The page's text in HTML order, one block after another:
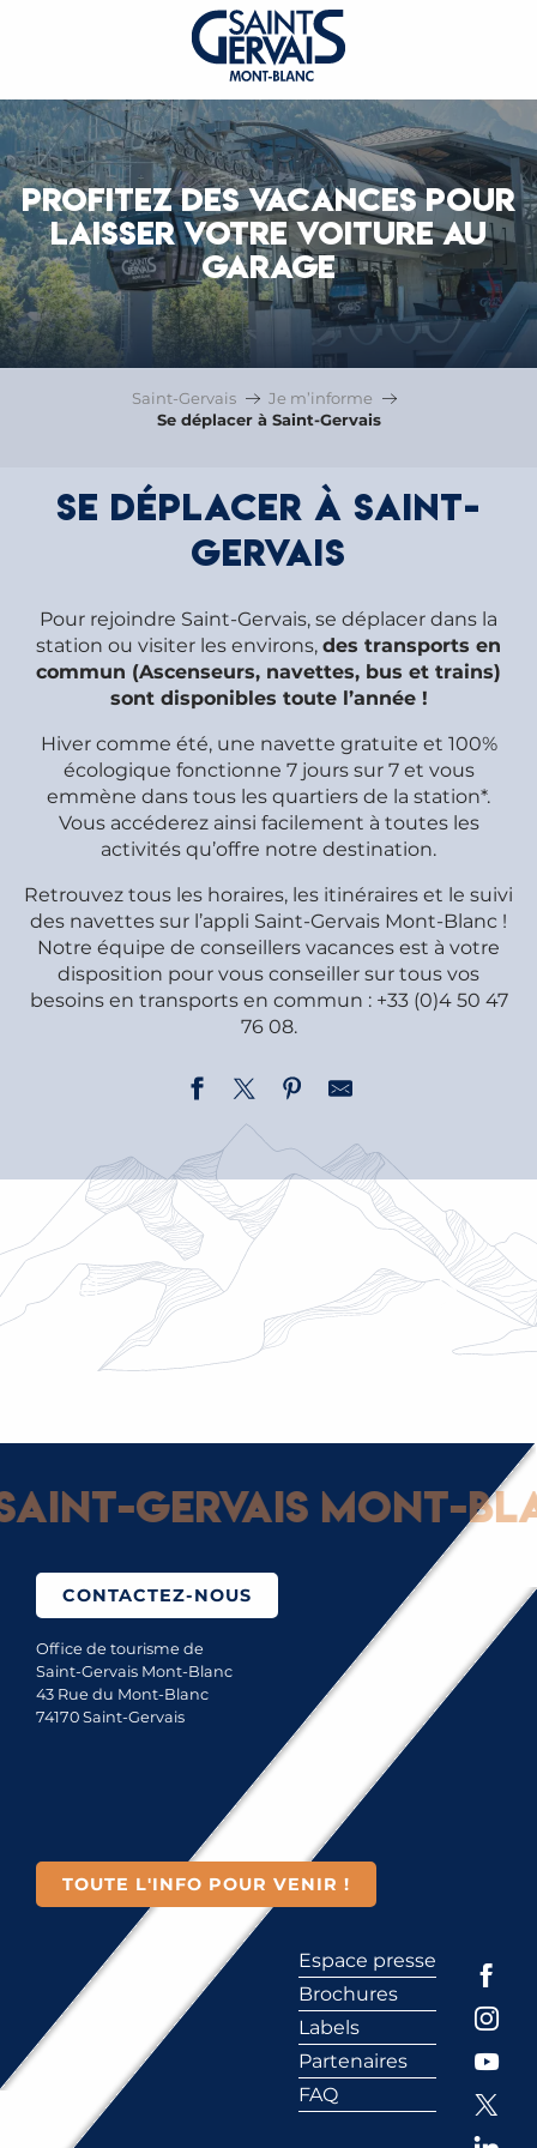
PROFITEZ DES VACANCES POUR
LAISSER VOTRE VOITURE AU
GARAGE
Saint-Gervais
Je m’informe
Se déplacer à Saint-Gervais
Se déplacer à Saint-
Gervais
Pour rejoindre Saint-Gervais, se déplacer dans la
station ou visiter les environs, des transports en
commun (Ascenseurs, navettes, bus et trains)
sont disponibles toute l’année !
Hiver comme été, une navette gratuite et 100%
écologique fonctionne 7 jours sur 7 et vous
emmène dans tous les quartiers de la station*.
Vous accéderez ainsi facilement à toutes les
activités qu’offre notre destination.
Retrouvez tous les horaires, les itinéraires et le suivi
des navettes sur l’appli Saint-Gervais Mont-Blanc !
Notre équipe de conseillers vacances est à votre
disposition pour vous conseiller sur tous vos
besoins en transports en commun : +33 (0)4 50 47
76 08.
BORNES DE RECHARGE
GARE ROUTIÈRE - GARE SNCF
LIGNE SAT Y84 +
Gervais Mont-
CONTACTEZ-NOUS
Office de tourisme de
Saint-Gervais Mont-Blanc
43 Rue du Mont-Blanc
74170 Saint-Gervais
TOUTE L'INFO POUR VENIR !
Espace presse
Brochures
Labels
Partenaires
FAQ